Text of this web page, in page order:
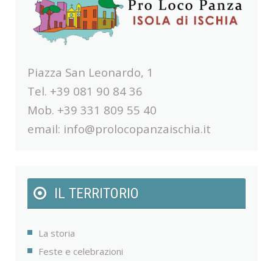
Piazza San Leonardo, 1
Tel. +39 081 90 84 36
Mob. +39 331 809 55 40
email: info@prolocopanzaischia.it
IL TERRITORIO
La storia
Feste e celebrazioni